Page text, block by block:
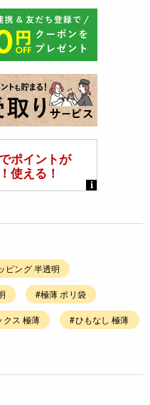
ピング 半透明
#極薄 ポリ袋
クス 極薄 #ひもなし 極薄